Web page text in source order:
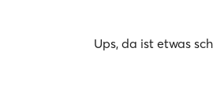
Ups, da ist etwas